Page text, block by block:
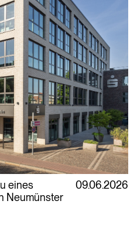
eines
Neumünster
09.06.2026